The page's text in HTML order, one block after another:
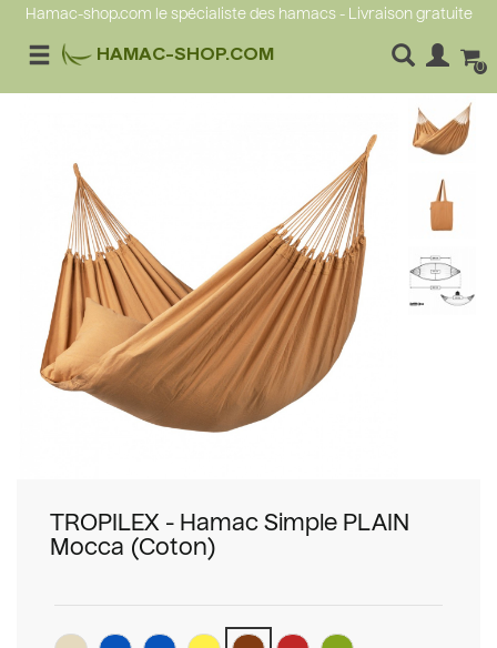
Hamac-shop.com le spécialiste des hamacs - Livraison gratuite
HAMAC-SHOP.COM
0
TROPILEX - Hamac Simple PLAIN
Mocca (Coton)